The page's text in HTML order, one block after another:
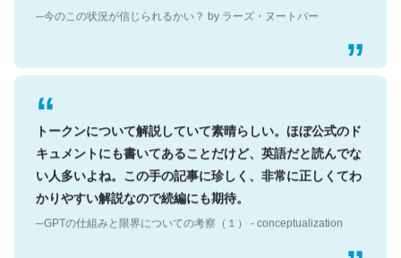
─今のこの状況が信じられるかい？ by ラーズ・ヌートバー
トークンについて解説していて素晴らしい。ほぼ公式のド
キュメントにも書いてあることだけど、英語だと読んでな
い人多いよね。この手の記事に珍しく、非常に正しくてわ
かりやすい解説なので続編にも期待。
─GPTの仕組みと限界についての考察（１） - conceptualization